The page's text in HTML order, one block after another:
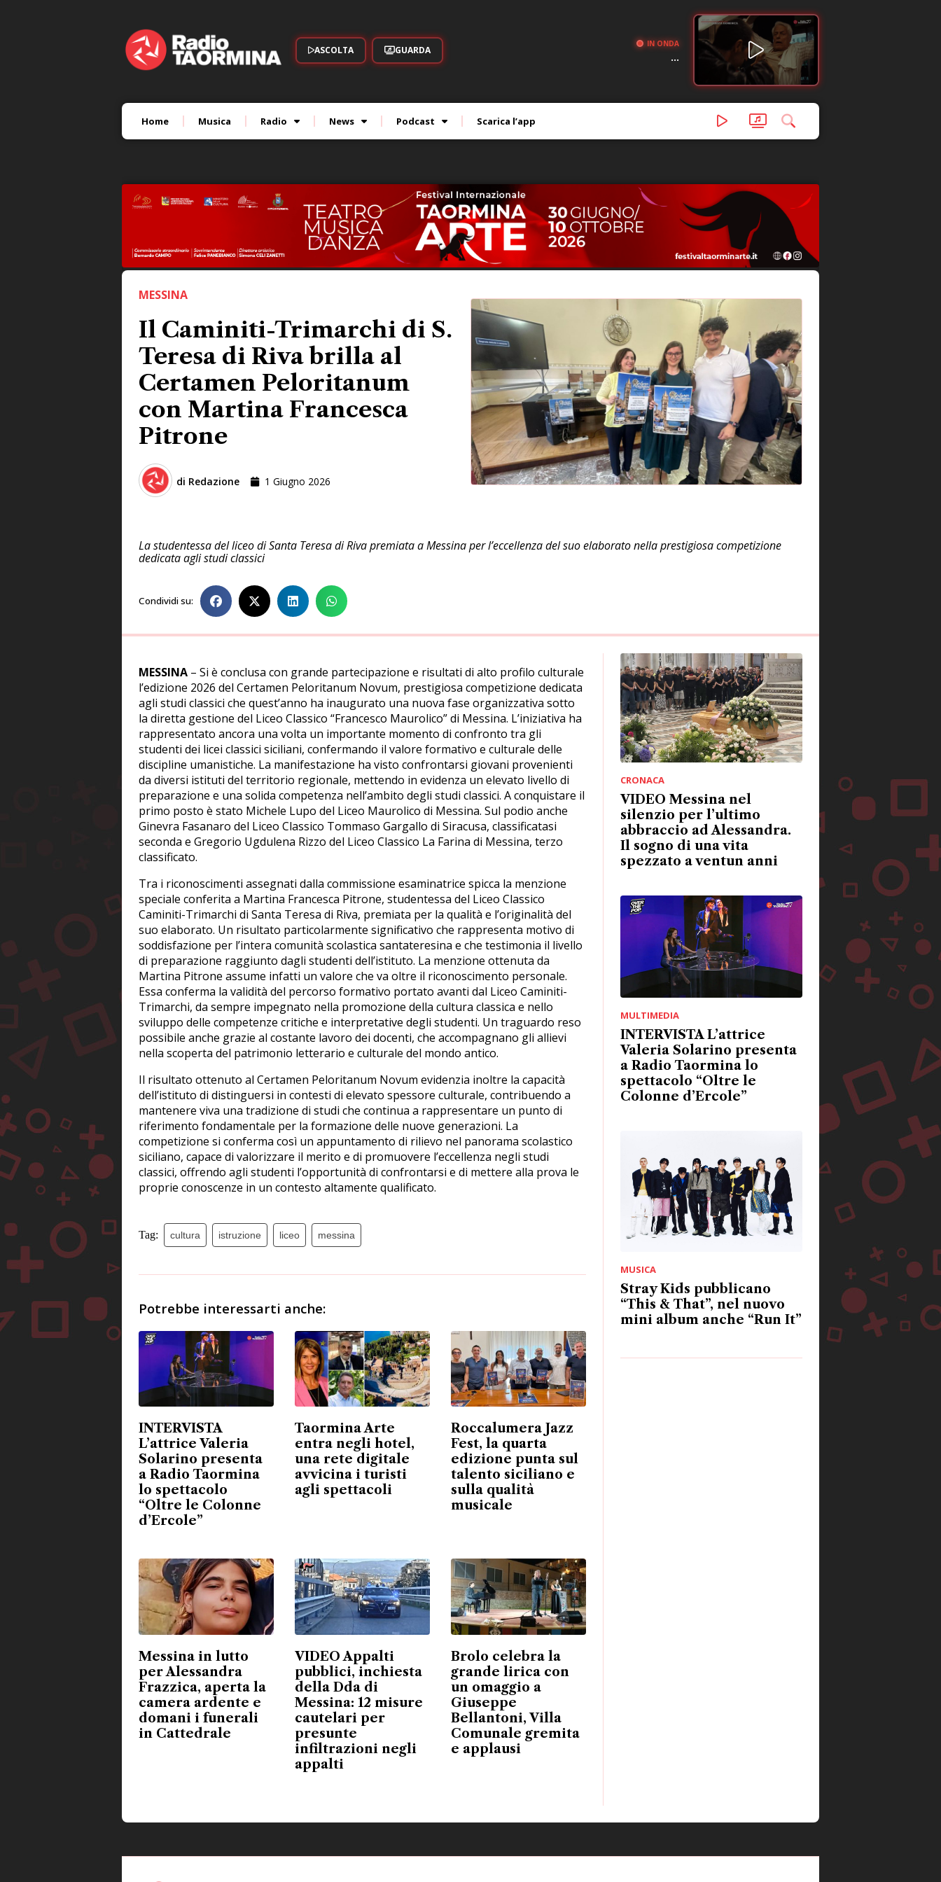
ASCOLTA GUARDA
IN ONDA
...
Home Musica Radio News Podcast Scarica l’app
MESSINA
Il Caminiti-Trimarchi di S.
Teresa di Riva brilla al
Certamen Peloritanum
con Martina Francesca
Pitrone
di Redazione 1 Giugno 2026
La studentessa del liceo di Santa Teresa di Riva premiata a Messina per l’eccellenza del suo elaborato nella prestigiosa competizione
dedicata agli studi classici
Condividi su:
MESSINA – Si è conclusa con grande partecipazione e risultati di alto profilo culturale
l’edizione 2026 del Certamen Peloritanum Novum, prestigiosa competizione dedicata
agli studi classici che quest’anno ha inaugurato una nuova fase organizzativa sotto
la diretta gestione del Liceo Classico “Francesco Maurolico” di Messina. L’iniziativa ha
rappresentato ancora una volta un importante momento di confronto tra gli
studenti dei licei classici siciliani, confermando il valore formativo e culturale delle
discipline umanistiche. La manifestazione ha visto confrontarsi giovani provenienti
da diversi istituti del territorio regionale, mettendo in evidenza un elevato livello di
preparazione e una solida competenza nell’ambito degli studi classici. A conquistare il
primo posto è stato Michele Lupo del Liceo Maurolico di Messina. Sul podio anche
Ginevra Fasanaro del Liceo Classico Tommaso Gargallo di Siracusa, classificatasi
seconda e Gregorio Ugdulena Rizzo del Liceo Classico La Farina di Messina, terzo
classificato.
Tra i riconoscimenti assegnati dalla commissione esaminatrice spicca la menzione
speciale conferita a Martina Francesca Pitrone, studentessa del Liceo Classico
Caminiti-Trimarchi di Santa Teresa di Riva, premiata per la qualità e l’originalità del
suo elaborato. Un risultato particolarmente significativo che rappresenta motivo di
soddisfazione per l’intera comunità scolastica santateresina e che testimonia il livello
di preparazione raggiunto dagli studenti dell’istituto. La menzione ottenuta da
Martina Pitrone assume infatti un valore che va oltre il riconoscimento personale.
Essa conferma la validità del percorso formativo portato avanti dal Liceo Caminiti-
Trimarchi, da sempre impegnato nella promozione della cultura classica e nello
sviluppo delle competenze critiche e interpretative degli studenti. Un traguardo reso
possibile anche grazie al costante lavoro dei docenti, che accompagnano gli allievi
nella scoperta del patrimonio letterario e culturale del mondo antico.
Il risultato ottenuto al Certamen Peloritanum Novum evidenzia inoltre la capacità
dell’istituto di distinguersi in contesti di elevato spessore culturale, contribuendo a
mantenere viva una tradizione di studi che continua a rappresentare un punto di
riferimento fondamentale per la formazione delle nuove generazioni. La
competizione si conferma così un appuntamento di rilievo nel panorama scolastico
siciliano, capace di valorizzare il merito e di promuovere l’eccellenza negli studi
classici, offrendo agli studenti l’opportunità di confrontarsi e di mettere alla prova le
proprie conoscenze in un contesto altamente qualificato.
Tag: cultura istruzione liceo messina
Potrebbe interessarti anche:
INTERVISTA
L’attrice Valeria
Solarino presenta
a Radio Taormina
lo spettacolo
“Oltre le Colonne
d’Ercole”
Taormina Arte
entra negli hotel,
una rete digitale
avvicina i turisti
agli spettacoli
Roccalumera Jazz
Fest, la quarta
edizione punta sul
talento siciliano e
sulla qualità
musicale
Messina in lutto
per Alessandra
Frazzica, aperta la
camera ardente e
domani i funerali
in Cattedrale
VIDEO Appalti
pubblici, inchiesta
della Dda di
Messina: 12 misure
cautelari per
presunte
infiltrazioni negli
appalti
Brolo celebra la
grande lirica con
un omaggio a
Giuseppe
Bellantoni, Villa
Comunale gremita
e applausi
CRONACA
VIDEO Messina nel
silenzio per l’ultimo
abbraccio ad Alessandra.
Il sogno di una vita
spezzato a ventun anni
MULTIMEDIA
INTERVISTA L’attrice
Valeria Solarino presenta
a Radio Taormina lo
spettacolo “Oltre le
Colonne d’Ercole”
MUSICA
Stray Kids pubblicano
“This & That”, nel nuovo
mini album anche “Run It”